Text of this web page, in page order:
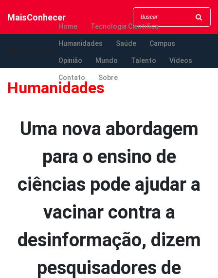
MaisConhecer
Home Tecnologia Científica
Humanidades Saúde Campus
Opinião Mundo Talento Vídeos
Contato Sobre
Humanidades
Uma nova abordagem
para o ensino de
ciências pode ajudar a
vacinar contra a
desinformação, dizem
pesquisadores de